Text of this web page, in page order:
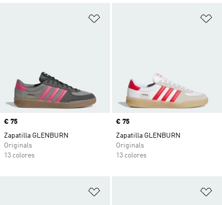
Precio
€ 75
Zapatilla GLENBURN
Originals
13 colores
Precio
€ 75
Zapatilla GLENBURN
Originals
13 colores